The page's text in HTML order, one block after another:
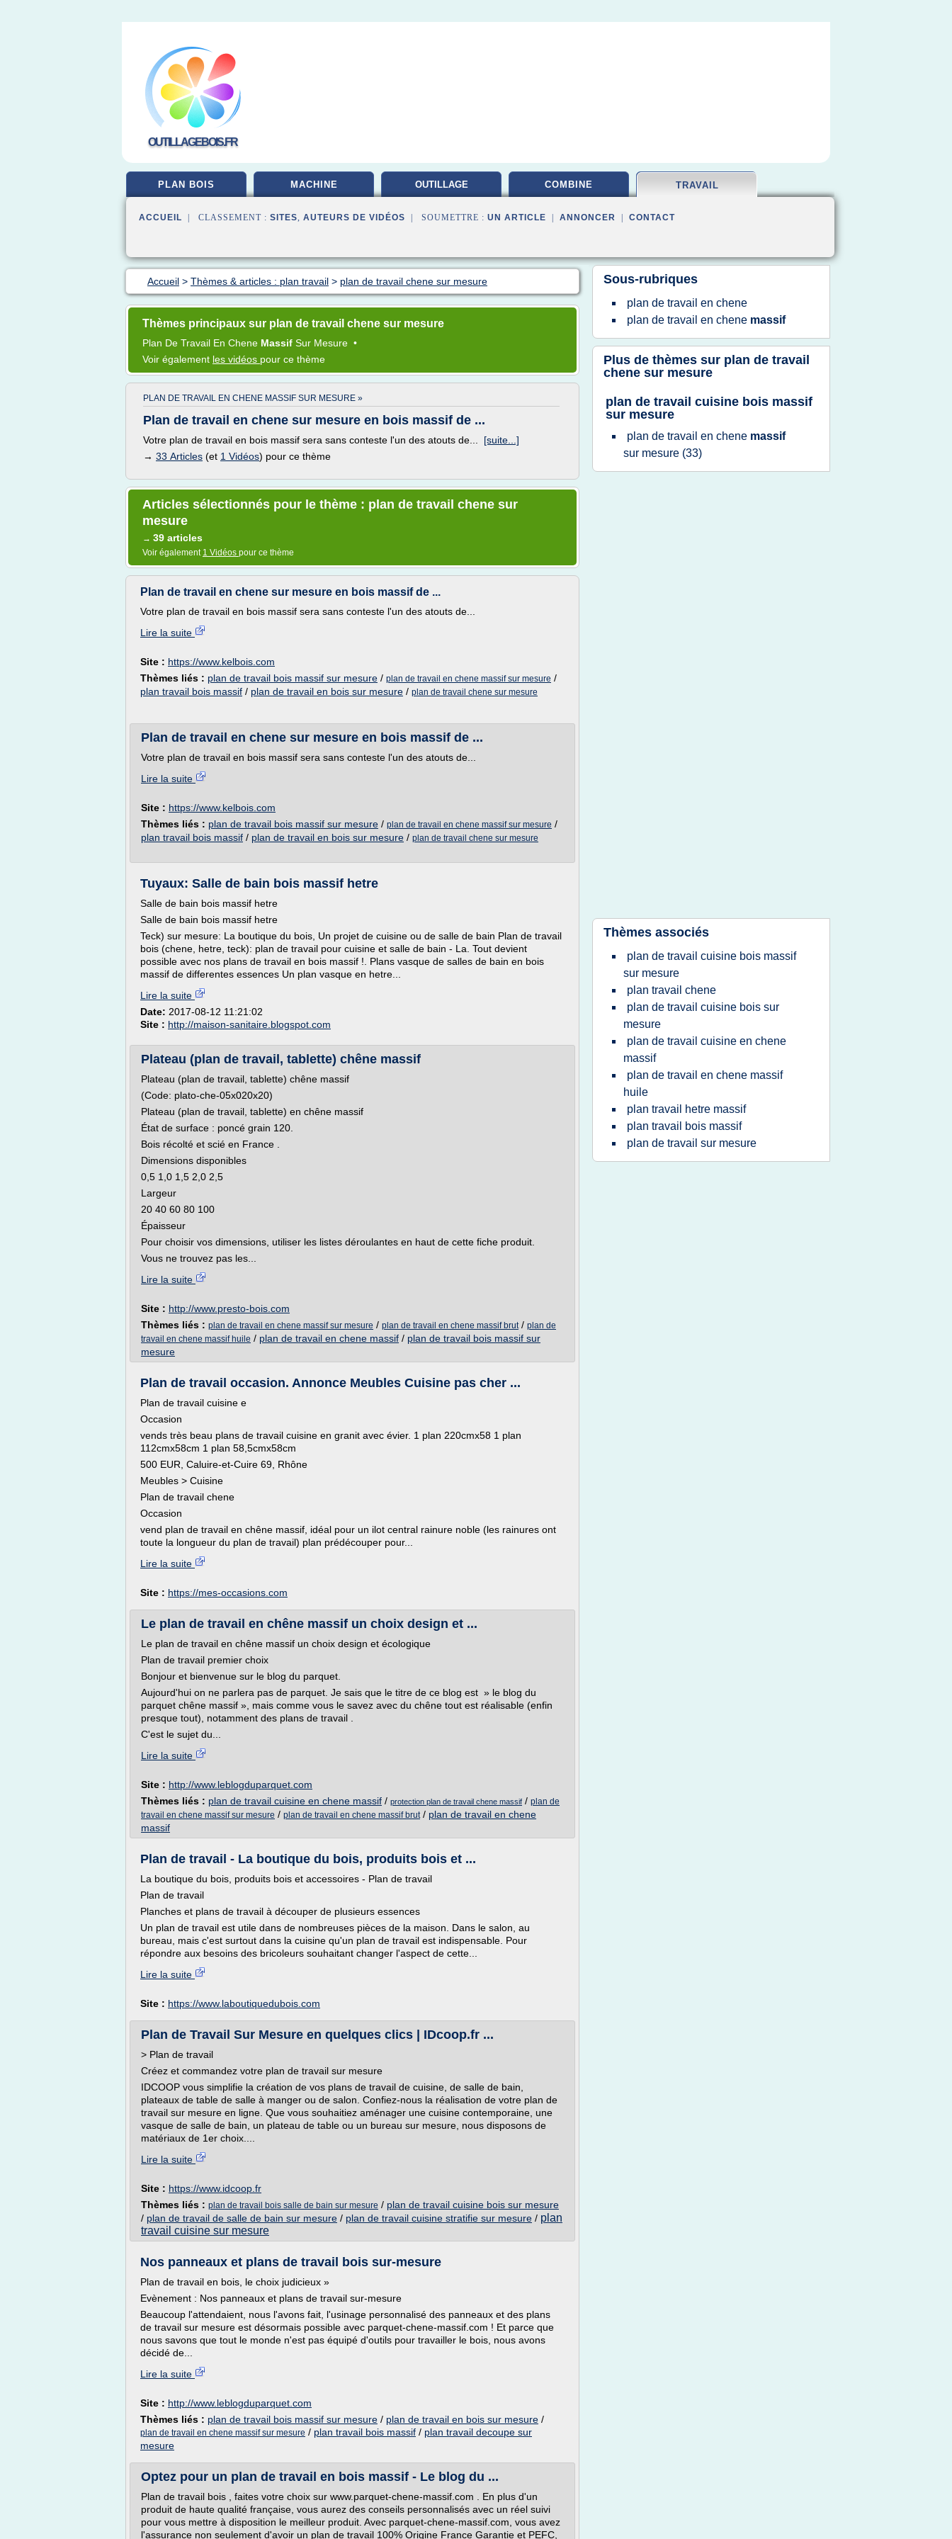
OUTILLAGEBOIS.FR
PLAN BOIS MACHINE OUTILLAGE COMBINE TRAVAIL
ACCUEIL | CLASSEMENT : SITES, AUTEURS DE VIDÉOS | SOUMETTRE : UN ARTICLE ANNONCER CONTACT
Accueil > Thèmes & articles : plan travail > plan de travail chene sur mesure
Thèmes principaux sur plan de travail chene sur mesure
Plan De Travail En Chene Massif Sur Mesure •
Voir également les vidéos pour ce thème
PLAN DE TRAVAIL EN CHENE MASSIF SUR MESURE »
Plan de travail en chene sur mesure en bois massif de ...
Votre plan de travail en bois massif sera sans conteste l'un des atouts de... [suite...]
→ 33 Articles (et 1 Vidéos) pour ce thème
Articles sélectionnés pour le thème : plan de travail chene sur
mesure
→ 39 articles
Voir également 1 Vidéos pour ce thème
Plan de travail en chene sur mesure en bois massif de ...
Votre plan de travail en bois massif sera sans conteste l'un des atouts de...
Lire la suite
Site : https://www.kelbois.com
Thèmes liés : plan de travail bois massif sur mesure / plan de travail en chene massif sur mesure /
plan travail bois massif / plan de travail en bois sur mesure / plan de travail chene sur mesure
Plan de travail en chene sur mesure en bois massif de ...
Votre plan de travail en bois massif sera sans conteste l'un des atouts de...
Lire la suite
Site : https://www.kelbois.com
Thèmes liés : plan de travail bois massif sur mesure / plan de travail en chene massif sur mesure /
plan travail bois massif / plan de travail en bois sur mesure / plan de travail chene sur mesure
Tuyaux: Salle de bain bois massif hetre
Salle de bain bois massif hetre
Salle de bain bois massif hetre
Teck) sur mesure: La boutique du bois, Un projet de cuisine ou de salle de bain Plan de travail
bois (chene, hetre, teck): plan de travail pour cuisine et salle de bain - La. Tout devient
possible avec nos plans de travail en bois massif !. Plans vasque de salles de bain en bois
massif de differentes essences Un plan vasque en hetre...
Lire la suite
Date: 2017-08-12 11:21:02
Site : http://maison-sanitaire.blogspot.com
Plateau (plan de travail, tablette) chêne massif
Plateau (plan de travail, tablette) chêne massif
(Code: plato-che-05x020x20)
Plateau (plan de travail, tablette) en chêne massif
État de surface : poncé grain 120.
Bois récolté et scié en France .
Dimensions disponibles
0,5 1,0 1,5 2,0 2,5
Largeur
20 40 60 80 100
Épaisseur
Pour choisir vos dimensions, utiliser les listes déroulantes en haut de cette fiche produit.
Vous ne trouvez pas les...
Lire la suite
Site : http://www.presto-bois.com
Thèmes liés : plan de travail en chene massif sur mesure / plan de travail en chene massif brut/ plan de
travail en chene massif huile / plan de travail en chene massif / plan de travail bois massif sur
mesure
Plan de travail occasion. Annonce Meubles Cuisine pas cher ...
Plan de travail cuisine e
Occasion
vends très beau plans de travail cuisine en granit avec évier. 1 plan 220cmx58 1 plan
112cmx58cm 1 plan 58,5cmx58cm
500 EUR, Caluire-et-Cuire 69, Rhône
Meubles > Cuisine
Plan de travail chene
Occasion
vend plan de travail en chêne massif, idéal pour un ilot central rainure noble (les rainures ont
toute la longueur du plan de travail) plan prédécouper pour...
Lire la suite
Site : https://mes-occasions.com
Le plan de travail en chêne massif un choix design et ...
Le plan de travail en chêne massif un choix design et écologique
Plan de travail premier choix
Bonjour et bienvenue sur le blog du parquet.
Aujourd'hui on ne parlera pas de parquet. Je sais que le titre de ce blog est » le blog du
parquet chêne massif », mais comme vous le savez avec du chêne tout est réalisable (enfin
presque tout), notamment des plans de travail .
C'est le sujet du...
Lire la suite
Site : http://www.leblogduparquet.com
Thèmes liés : plan de travail cuisine en chene massif / protection plan de travail chene massif / plan de
travail en chene massif sur mesure / plan de travail en chene massif brut/ plan de travail en chene
massif
Plan de travail - La boutique du bois, produits bois et ...
La boutique du bois, produits bois et accessoires - Plan de travail
Plan de travail
Planches et plans de travail à découper de plusieurs essences
Un plan de travail est utile dans de nombreuses pièces de la maison. Dans le salon, au
bureau, mais c'est surtout dans la cuisine qu'un plan de travail est indispensable. Pour
répondre aux besoins des bricoleurs souhaitant changer l'aspect de cette...
Lire la suite
Site : https://www.laboutiquedubois.com
Plan de Travail Sur Mesure en quelques clics | IDcoop.fr ...
> Plan de travail
Créez et commandez votre plan de travail sur mesure
IDCOOP vous simplifie la création de vos plans de travail de cuisine, de salle de bain,
plateaux de table de salle à manger ou de salon. Confiez-nous la réalisation de votre plan de
travail sur mesure en ligne. Que vous souhaitiez aménager une cuisine contemporaine, une
vasque de salle de bain, un plateau de table ou un bureau sur mesure, nous disposons de
matériaux de 1er choix....
Lire la suite
Site : https://www.idcoop.fr
Thèmes liés : plan de travail bois salle de bain sur mesure / plan de travail cuisine bois sur mesure
/ plan de travail de salle de bain sur mesure / plan de travail cuisine stratifie sur mesure / plan
travail cuisine sur mesure
Nos panneaux et plans de travail bois sur-mesure
Plan de travail en bois, le choix judicieux »
Evènement : Nos panneaux et plans de travail sur-mesure
Beaucoup l'attendaient, nous l'avons fait, l'usinage personnalisé des panneaux et des plans
de travail sur mesure est désormais possible avec parquet-chene-massif.com ! Et parce que
nous savons que tout le monde n'est pas équipé d'outils pour travailler le bois, nous avons
décidé de...
Lire la suite
Site : http://www.leblogduparquet.com
Thèmes liés : plan de travail bois massif sur mesure / plan de travail en bois sur mesure /
plan de travail en chene massif sur mesure / plan travail bois massif / plan travail decoupe sur
mesure
Optez pour un plan de travail en bois massif - Le blog du ...
Plan de travail bois , faites votre choix sur www.parquet-chene-massif.com . En plus d'un
produit de haute qualité française, vous aurez des conseils personnalisés avec un réel suivi
pour vous mettre à disposition le meilleur produit. Avec parquet-chene-massif.com, vous avez
l'assurance non seulement d'avoir un plan de travail 100% Origine France Garantie et PEFC,
Sous-rubriques
plan de travail en chene
plan de travail en chene massif
Plus de thèmes sur plan de travail
chene sur mesure
plan de travail cuisine bois massif
sur mesure
plan de travail en chene massif
sur mesure (33)
Thèmes associés
plan de travail cuisine bois massif
sur mesure
plan travail chene
plan de travail cuisine bois sur
mesure
plan de travail cuisine en chene
massif
plan de travail en chene massif
huile
plan travail hetre massif
plan travail bois massif
plan de travail sur mesure